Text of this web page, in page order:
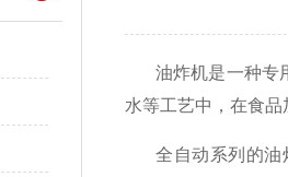
油炸机是一种专
水等工艺中，在食
全自动系列的油